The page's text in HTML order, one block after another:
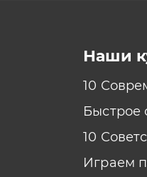
Наши
10
Быстрое
10
Играем